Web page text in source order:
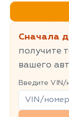
Сначала
получите
вашего
Введите VIN/